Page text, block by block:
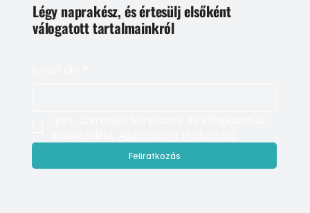
Légy naprakész, és értesülj elsőként
válogatott tartalmainkról
Feliratkozás